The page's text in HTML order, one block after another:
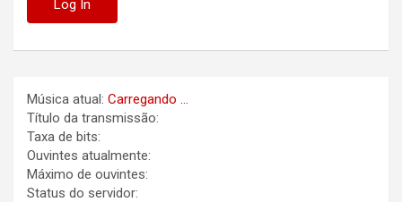
Música atual: Carregando ...
Título da transmissão:
Taxa de bits:
Ouvintes atualmente:
Máximo de ouvintes:
Status do servidor: